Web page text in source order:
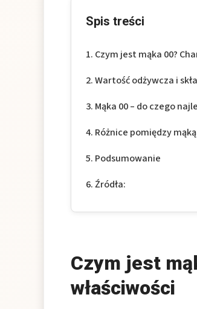
Spis treści
Czym jest mąka 00?
Wartość odżywcza i
Mąka 00 – do czego
Różnice pomiędzy
Podsumowanie
Źródła:
Czym jest
właściwości